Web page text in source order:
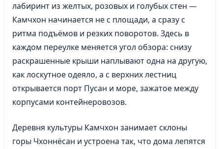
лабиринт из желтых, розовых и голубых стен —
Камчхон начинается не с площади, а сразу с
ритма подъёмов и резких поворотов. Здесь в
каждом переулке меняется угол обзора: снизу
раскрашенные крыши наплывают одна на другую,
как лоскутное одеяло, а с верхних лестниц
открывается порт Пусан и море, зажатое между
корпусами контейнеровозов.
Деревня культуры Камчхон занимает склоны
горы Чхоннёсан и устроена так, что дома лепятся